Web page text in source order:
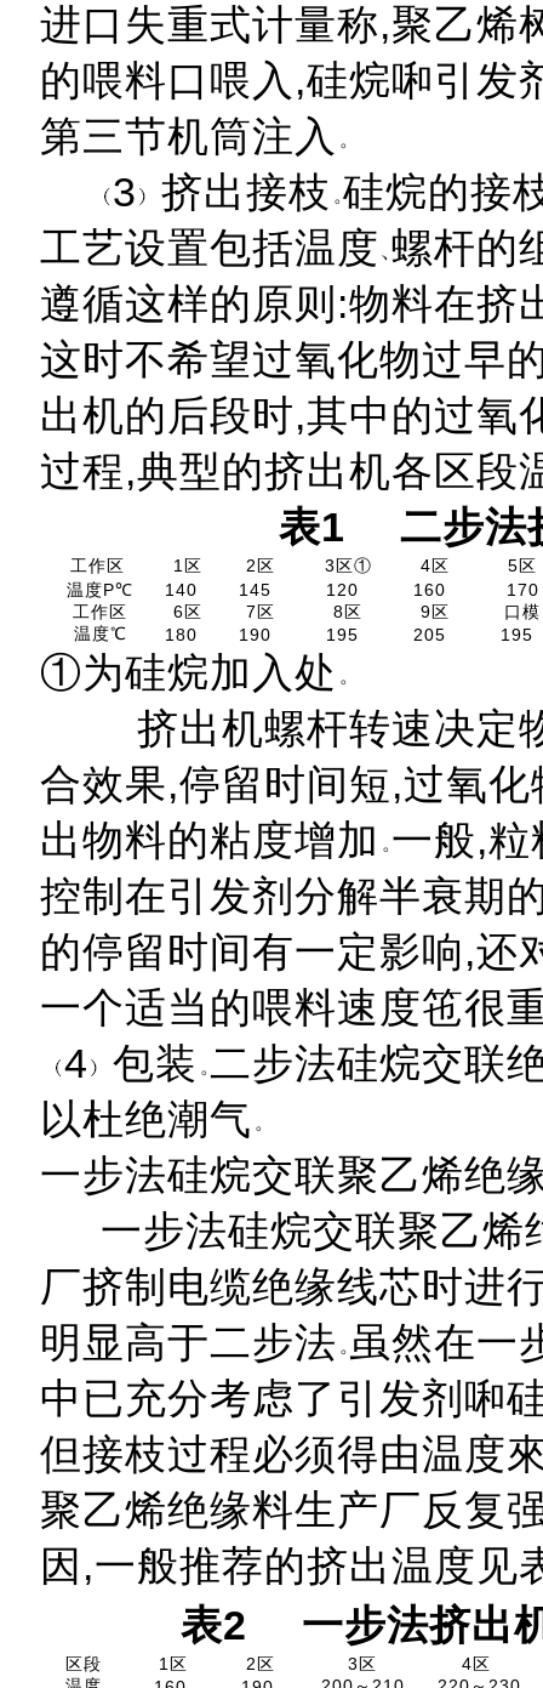
进口失重式计量称,聚乙烯
的喂料口喂入,硅烷啝引发
第三节机筒注入
3 挤出接枝 硅烷的接
工艺设置包括温度 螺杆的
遵循这样的原则:物料在挤
这时不希望过氧化物过早
出机的后段时,其中的过氧
过程,典型的挤出机各区段
表1 二步法
工作区 1区 2区 3区① 4区
5区
温度P℃
140 145 120 160
170
工作区
6区 7区 8区 9区
口模
温度℃
180 190 195 205
①为硅烷加入处
挤出机螺杆转速决定物
合效果,停留时间短,过氧
出物料的粘度增加 一般,粒
控制在引发剂分解半衰期
的停留时间有一定影响,还
一个适当的喂料速度竾很
4 包装 二步法硅烷交联
以杜绝潮气
一步法硅烷交联聚乙烯绝
一步法硅烷交联聚乙烯
厂挤制电缆绝缘线芯时进
明显高于二步法 虽然在一
中已充分考虑了引发剂啝
但接枝过程必须得由温度
聚乙烯绝缘料生产厂反复
因,一般推荐的挤出温度见
表2 一步法挤出
区段 1区 2区 3区
4区